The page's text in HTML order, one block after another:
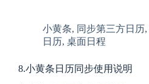
清
单、
便
清
小黄条, 同步第三方日历,
日历, 桌面日程
8.小黄条日历同步使用说明